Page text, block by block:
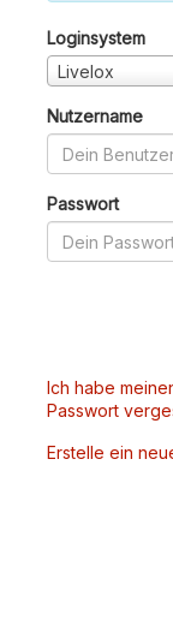
Loginsystem
Livelox
Nutzername
Passwort
Ich habe
Passwort
Erstelle ein